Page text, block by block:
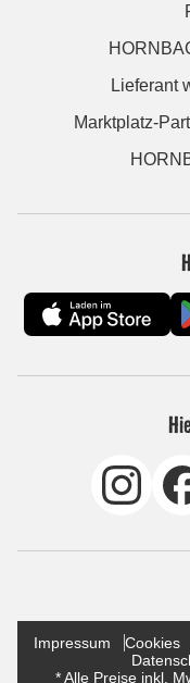
Lieferant
Marktplatz-
Impressum Cookies
* Alle Preise inkl.